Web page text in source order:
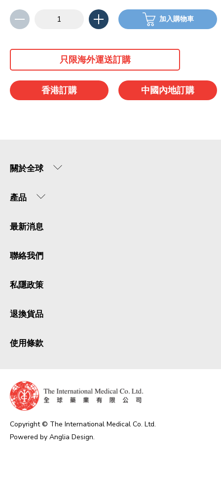
加入購物車
只限海外運送訂購
香港訂購 中國內地訂購
關於全球
產品
最新消息
聯絡我們
私隱政策
退換貨品
使用條款
Copyright © The International Medical Co. Ltd.
Powered by Anglia Design.